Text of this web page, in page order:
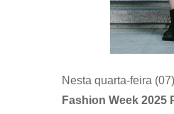
Nesta quarta-feira
Fashion Week 2025